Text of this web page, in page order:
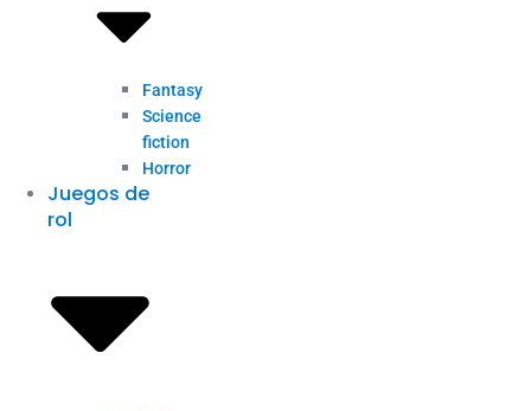
Fantasy
Science
fiction
Horror
Juegos de
rol